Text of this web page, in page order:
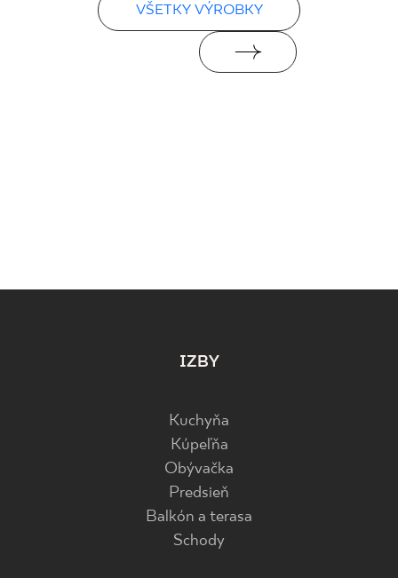
VŠETKY VÝROBKY
IZBY
Kuchyňa
Kúpeľňa
Obývačka
Predsieň
Balkón a terasa
Schody